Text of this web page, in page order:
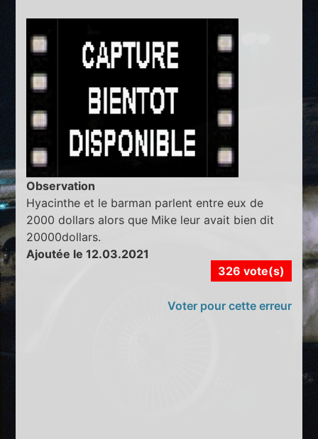
Observation
Hyacinthe et le barman parlent entre eux de
2000 dollars alors que Mike leur avait bien dit
20000dollars.
Ajoutée le 12.03.2021
326 vote(s)
Voter pour cette erreur